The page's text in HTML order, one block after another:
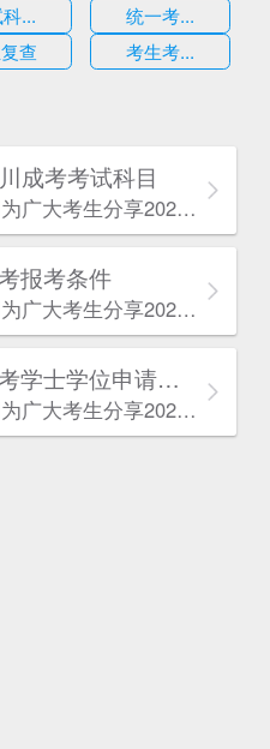
...
统一考...
查 考生考...
成考考试科目
四川成人高考网​为广大考生分享2025年10月四川成考考试科目。为广大在职人员和社会人士提供学历提升的机会。更多四川成考考试信息，欢迎在线访问四川成人高考网。
报考条件
四川成人高考网​为广大考生分享2025年‌‌‌‌四川成考报考条件。为广大在职人员和社会人士提供学历提升的机会。更多四川成考考试信息，欢迎在线访问四川成人高考网。
2025年‌‌‌‌四川成考学士学位申请条件
四川成人高考网​为广大考生分享2025年‌‌‌‌四川成考学士学位申请条件。为广大在职人员和社会人士提供学历提升的机会。更多四川成考考试信息，欢迎在线访问四川成人高考网。